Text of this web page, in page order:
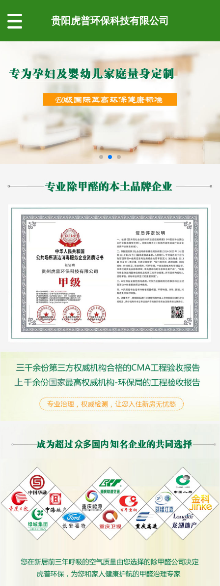
贵阳虎普环保科技有限公司